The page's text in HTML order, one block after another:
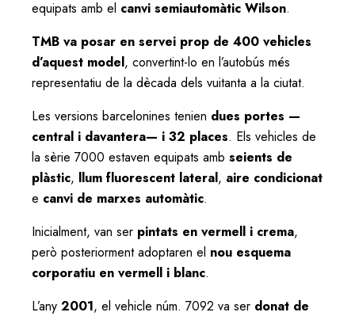
equipats amb el canvi semiautomàtic Wilson.
TMB va posar en servei prop de 400 vehicles
d’aquest model, convertint-lo en l’autobús més
representatiu de la dècada dels vuitanta a la ciutat.
Les versions barcelonines tenien dues portes —
central i davantera— i 32 places. Els vehicles de
la sèrie 7000 estaven equipats amb seients de
plàstic, llum fluorescent lateral, aire condicionat
e canvi de marxes automàtic.
Inicialment, van ser pintats en vermell i crema,
però posteriorment adoptaren el nou esquema
corporatiu en vermell i blanc.
L’any 2001, el vehicle núm. 7092 va ser donat de